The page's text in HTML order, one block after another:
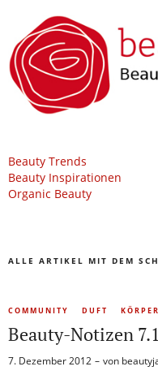
Beauty Trends
Beauty Inspirationen
Organic Beauty
ALLE ARTIKEL MIT DEM
COMMUNITY DUFT
Beauty-Notizen
7. Dezember 2012 von